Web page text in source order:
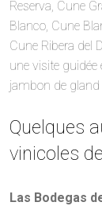
Reserva, Cune
Blanco, Cune
Cune Ribera del
une visite
jambon de gland
Quelques
vinicoles
Las Bodegas